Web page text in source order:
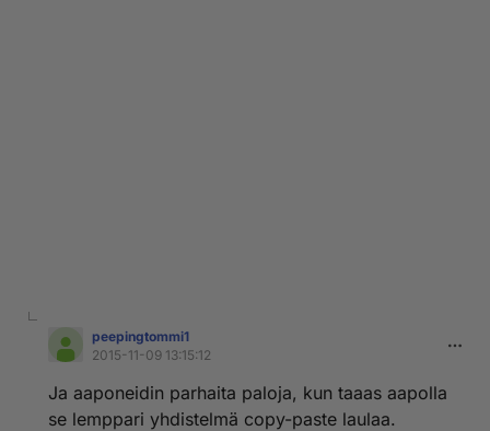
peepingtommi1
2015-11-09 13:15:12
Ja aaponeidin parhaita paloja, kun taaas aapolla
se lemppari yhdistelmä copy-paste laulaa.